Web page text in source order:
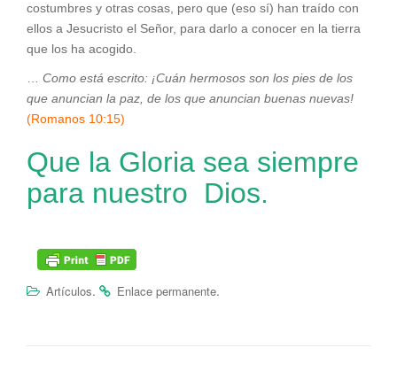
costumbres y otras cosas, pero que (eso sí) han traído con
ellos a Jesucristo el Señor, para darlo a conocer en la tierra
que los ha acogido.
Como está escrito: ¡Cuán hermosos son los pies de los
que anuncian la paz, de los que anuncian buenas nuevas!
(Romanos 10:15)
Que la Gloria sea siempre
para nuestro Dios.
Artículos. Enlace permanente.